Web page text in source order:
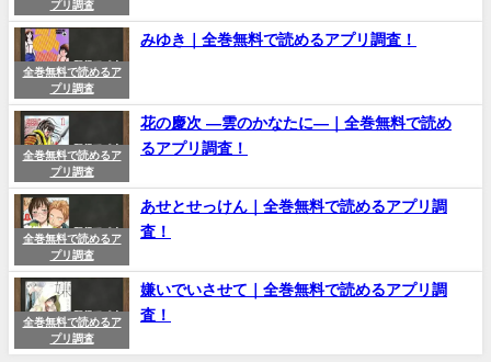
プリ調査
全巻無料で読めるア
プリ調査
みゆき｜全巻無料で読めるアプリ調査！
全巻無料で読めるア
プリ調査
花の慶次 ―雲のかなたに―｜全巻無料で読め
るアプリ調査！
全巻無料で読めるア
プリ調査
あせとせっけん｜全巻無料で読めるアプリ調
査！
全巻無料で読めるア
プリ調査
嫌いでいさせて｜全巻無料で読めるアプリ調
査！